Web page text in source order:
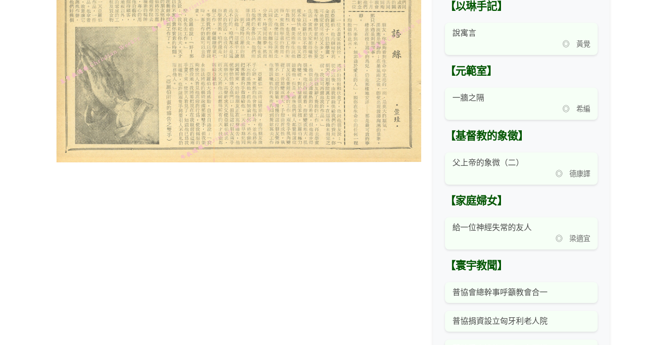
【以琳手記】
說寓言
◎ 黃覺
【元範室】
一牆之隔
◎ 希編
【基督教的象徵】
父上帝的象微（二）
◎ 德康譯
【家庭婦女】
給一位神經失常的友人
◎ 梁適宜
【寰宇教聞】
普協會總幹事呼籲教會合一
普協捐資設立匈牙利老人院